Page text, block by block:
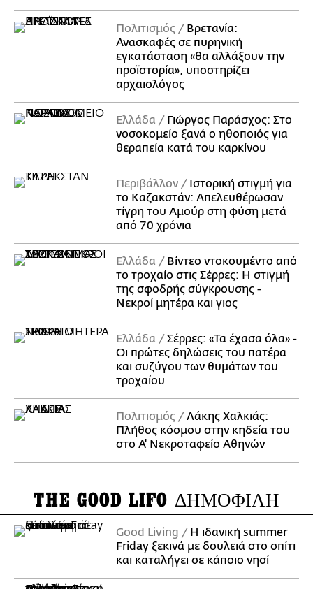
Πολιτισμός
Βρετανία:
Ανασκαφές σε πυρηνική
εγκατάσταση «θα αλλάξουν την
προϊστορία», υποστηρίζει
αρχαιολόγος
Ελλάδα
Γιώργος Παράσχος: Στο
νοσοκομείο ξανά ο ηθοποιός για
θεραπεία κατά του καρκίνου
Περιβάλλον
Ιστορική στιγμή για
το Καζακστάν: Απελευθέρωσαν
τίγρη του Αμούρ στη φύση μετά
από 70 χρόνια
Ελλάδα
Βίντεο ντοκουμέντο από
το τροχαίο στις Σέρρες: Η στιγμή
της σφοδρής σύγκρουσης -
Νεκροί μητέρα και γιος
Ελλάδα
Σέρρες: «Τα έχασα όλα» -
Οι πρώτες δηλώσεις του πατέρα
και συζύγου των θυμάτων του
τροχαίου
Πολιτισμός
Λάκης Χαλκιάς:
Πλήθος κόσμου στην κηδεία του
στο Α' Νεκροταφείο Αθηνών
THE GOOD LIFO ΔΗΜΟΦΙΛΗ
Good Living
Η ιδανική summer
Friday ξεκινά με δουλειά στο σπίτι
και καταλήγει σε κάποιο νησί